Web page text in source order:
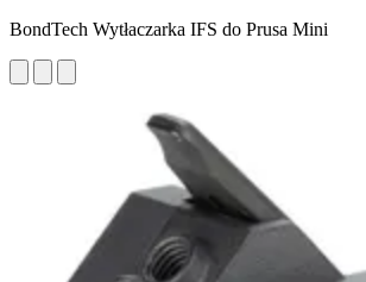
BondTech Wytłaczarka IFS do Prusa Mini